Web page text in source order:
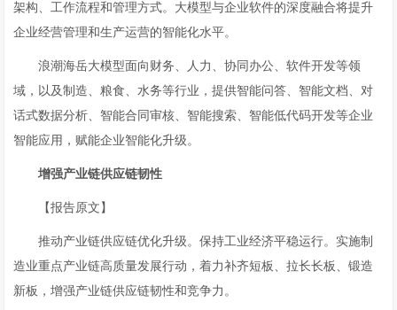
架构、工作流程和管理方式。大模型与企业软件的深度融合将提升
企业经营管理和生产运营的智能化水平。
浪潮海岳大模型面向财务、人力、协同办公、软件开发等领
域，以及制造、粮食、水务等行业，提供智能问答、智能文档、对
话式数据分析、智能合同审核、智能搜索、智能低代码开发等企业
智能应用，赋能企业智能化升级。
增强产业链供应链韧性
【报告原文】
推动产业链供应链优化升级。保持工业经济平稳运行。实施制
造业重点产业链高质量发展行动，着力补齐短板、拉长长板、锻造
新板，增强产业链供应链韧性和竞争力。